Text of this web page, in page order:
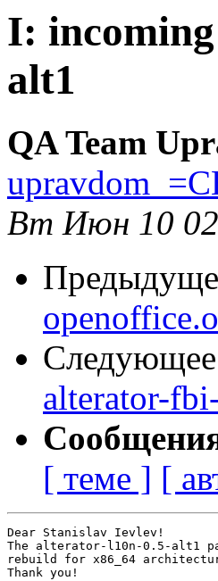
I: incoming
alt1
QA Team
Вт Июн 10
alterator-
[ теме ] [
Dear Stanislav Ievlev!
The alterator-l10n-0.5-alt1
rebuild for x86_64
Thank you!